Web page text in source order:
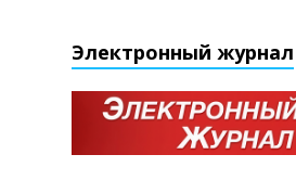
Электронный журнал